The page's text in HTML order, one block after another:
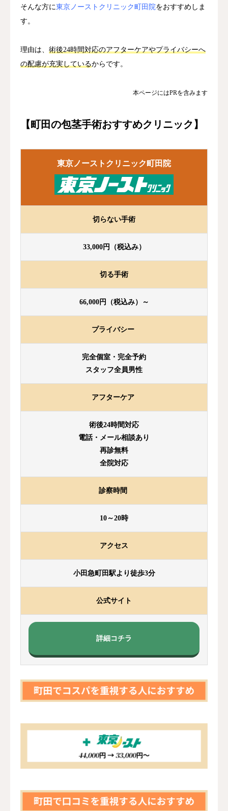
そんな方に東京ノーストクリニック町田院をおすすめしま
す。
理由は、 術後24時間対応のアフターケアやプライバシーへ
の配慮が充実しているからです。
本ページにはPRを含みます
【町田の包茎手術おすすめクリニック】
東京ノーストクリニック町田院
切らない手術
33,000円（税込み）
切る手術
66,000円（税込み）～
プライバシー
完全個室・完全予約
スタッフ全員男性
アフターケア
術後24時間対応
電話・メール相談あり
再診無料
全院対応
診察時間
10～20時
アクセス
小田急町田駅より徒歩3分
公式サイト
詳細コチラ